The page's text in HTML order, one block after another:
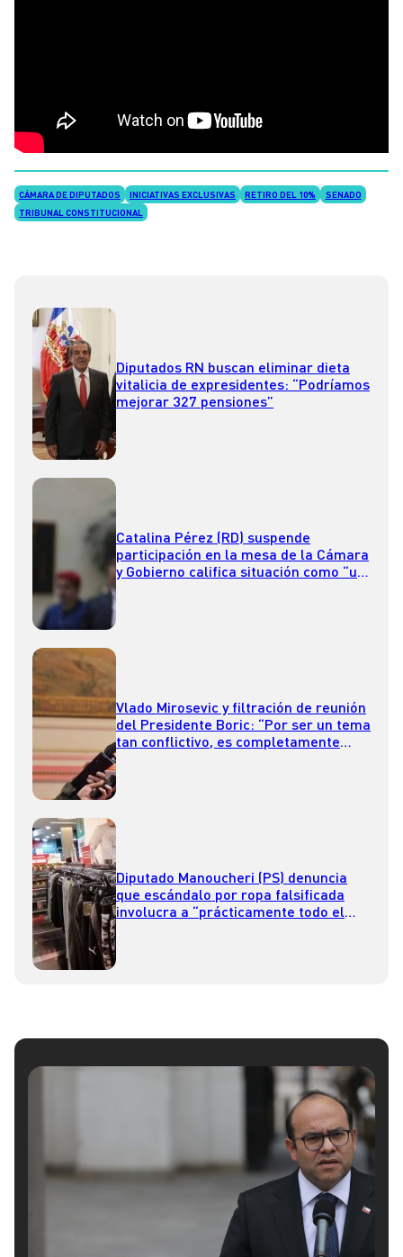
CÁMARA DE DIPUTADOS INICIATIVAS EXCLUSIVAS RETIRO DEL 10%
SENADO
TRIBUNAL CONSTITUCIONAL
Diputados RN buscan eliminar dieta
vitalicia de expresidentes: “Podríamos
mejorar 327 pensiones”
Catalina Pérez (RD) suspende
participación en la mesa de la Cámara
y Gobierno califica situación como “un
Vlado Mirosevic y filtración de reunión
del Presidente Boric: “Por ser un tema
tan conflictivo, es completamente
Diputado Manoucheri (PS) denuncia
que escándalo por ropa falsificada
involucra a “prácticamente todo el